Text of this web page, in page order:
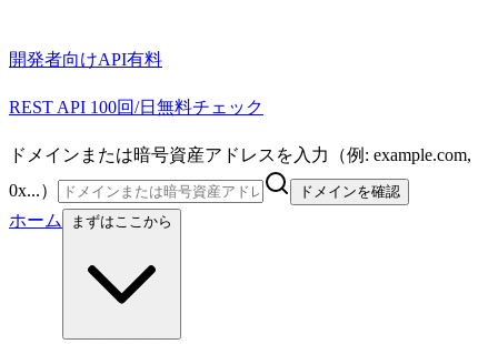
開発者向けAPI有料
REST API 100回/日無料チェック
ドメインまたは暗号資産アドレスを入力（例: example.com,
0x...）
ドメインを確認
ホーム まずはここから